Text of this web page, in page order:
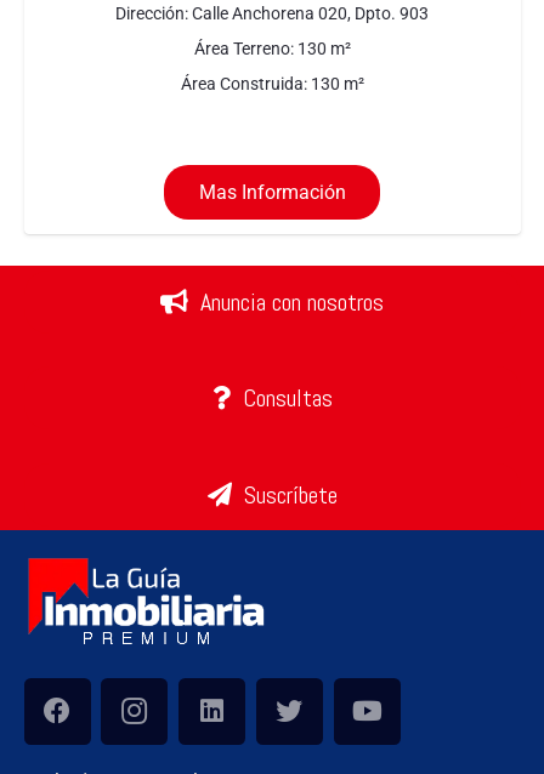
Dirección:Calle Anchorena 020, Dpto. 903
Área Terreno: 130 m²
Área Construida: 130 m²
Mas Información
Anuncia con nosotros
Consultas
Suscríbete